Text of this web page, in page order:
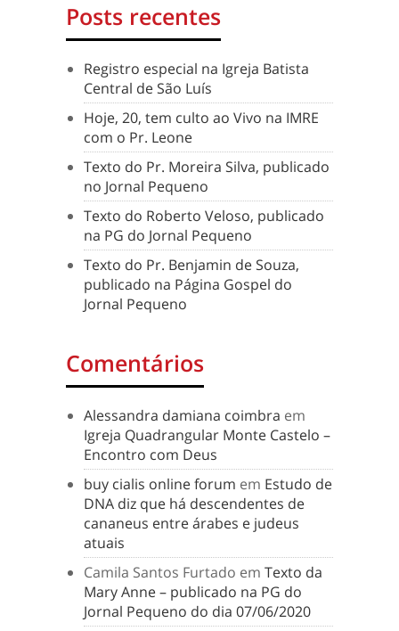
Posts recentes
Registro especial na Igreja Batista
Central de São Luís
Hoje, 20, tem culto ao Vivo na IMRE
com o Pr. Leone
Texto do Pr. Moreira Silva, publicado
no Jornal Pequeno
Texto do Roberto Veloso, publicado
na PG do Jornal Pequeno
Texto do Pr. Benjamin de Souza,
publicado na Página Gospel do
Jornal Pequeno
Comentários
Alessandra damiana coimbra em
Igreja Quadrangular Monte Castelo –
Encontro com Deus
buy cialis online forum em Estudo de
DNA diz que há descendentes de
cananeus entre árabes e judeus
atuais
Camila Santos Furtado em Texto da
Mary Anne – publicado na PG do
Jornal Pequeno do dia 07/06/2020